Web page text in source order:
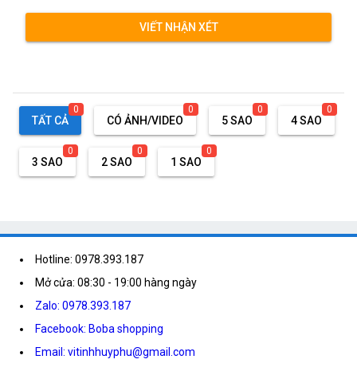
VIẾT NHẬN XÉT
TẤT CẢ
0
CÓ ẢNH/VIDEO
0
5 SAO
0
4 SAO
0
3 SAO
0
2 SAO
0
1 SAO
0
Hotline: 0978.393.187
Mở cửa: 08:30 - 19:00 hàng ngày
Zalo: 0978.393.187
Facebook: Boba shopping
Email: vitinhhuyphu@gmail.com